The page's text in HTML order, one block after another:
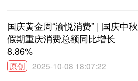
国庆黄金周“渝悦消费” | 国庆中秋
假期重庆消费总额同比增长
8.86%
原创 2025-10-08 18:07:22